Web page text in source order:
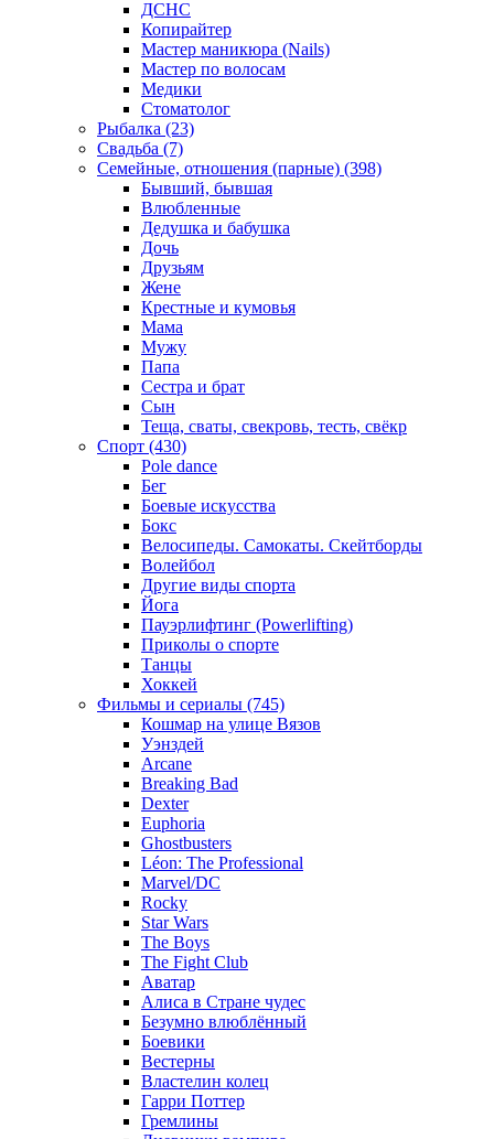
ДСНС
Копирайтер
Мастер маникюра (Nails)
Мастер по волосам
Медики
Стоматолог
Рыбалка (23)
Свадьба (7)
Семейные, отношения (парные) (398)
Бывший, бывшая
Влюбленные
Дедушка и бабушка
Дочь
Друзьям
Жене
Крестные и кумовья
Мама
Мужу
Папа
Сестра и брат
Сын
Теща, сваты, свекровь, тесть, свёкр
Спорт (430)
Pole dance
Бег
Боевые искусства
Бокс
Велосипеды. Самокаты. Скейтборды
Волейбол
Другие виды спорта
Йога
Пауэрлифтинг (Powerlifting)
Приколы о спорте
Танцы
Хоккей
Фильмы и сериалы (745)
Кошмар на улице Вязов
Уэнздей
Arcane
Breaking Bad
Dexter
Euphoria
Ghostbusters
Léon: The Professional
Marvel/DC
Rocky
Star Wars
The Boys
The Fight Club
Аватар
Алиса в Стране чудес
Безумно влюблённый
Боевики
Вестерны
Властелин колец
Гарри Поттер
Гремлины